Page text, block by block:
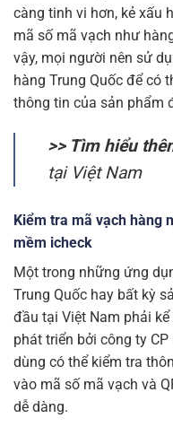
càng tinh vi hơn, kẻ xấu
mã số mã vạch như
vậy, mọi người nên sử
hàng Trung Quốc để có
thông tin của sản phẩm
>> Tìm hiểu
tại Việt Nam
Kiểm tra mã vạch hàng
mềm icheck
Một trong những ứng
Trung Quốc hay bất kỳ
đầu tại Việt Nam phải
phát triển bởi công ty
dùng có thể kiểm tra
vào mã số mã vạch và
dễ dàng.